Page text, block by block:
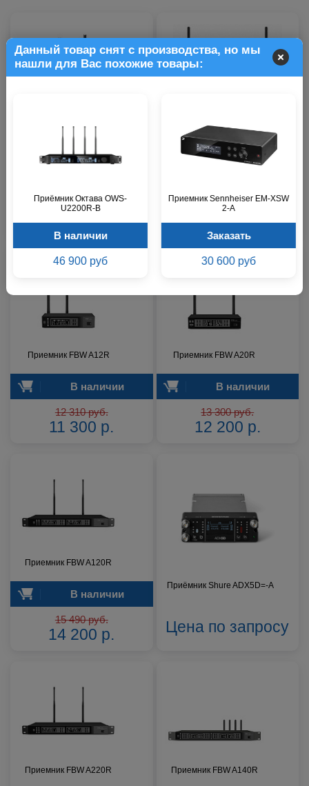
Данный товар снят с производства, но мы
нашли для Вас похожие товары:
Приёмник Октава OWS-
U2200R-B
В наличии
46 900 руб
Приемник Sennheiser EM-XSW
2-A
Заказать
30 600 руб
1 900 р.
Приёмник KLARK TEKNIK DW
20BR
8 400 р.
Приемник FBW A12R
В наличии
12 310 руб.
11 300 р.
Приемник FBW A20R
В наличии
13 300 руб.
12 200 р.
Приемник FBW A120R
В наличии
15 490 руб.
14 200 р.
Приёмник Shure ADX5D=-A
Цена по запросу
Приемник FBW A220R Приемник FBW A140R